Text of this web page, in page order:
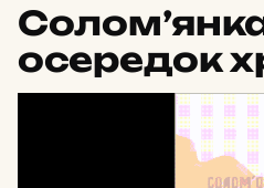
осередок